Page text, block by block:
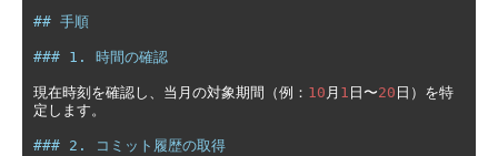
## 手順
### 1. 時間の確認
現在時刻を確認し、当月の対象期間（例： 10 月 1 日〜20 日）を特
定します。
### 2. コミット履歴の取得